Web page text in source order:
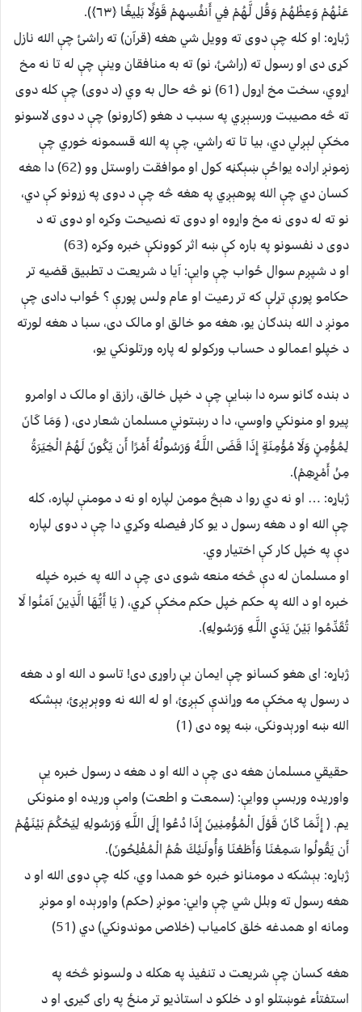
عَنْهُمْ وَعِظْهُمْ وَقُل لَّهُمْ فِي أَنفُسِهِمْ قَوْلًا بَلِيغًا ﴿٦٣﴾).
ژباړه: او كله چې دوى ته وویل شي هغه (قرآن) ته راشئ چې الله نازل
كړى دى او رسول ته (راشئ، نو) ته به منافقان وینې چې له تا نه مخ
اړوي، سخت مخ اړول (61) نو څه حال به وي (د دوى) چې كله دوى
ته څه مصیبت ورسېږي په سبب د هغو (كارونو) چې د دوى لاسونو
مخكې لېږلي دي، بیا تا ته راشي، چې په الله قسمونه خوري چې
زمونږ اراده يواځې ښېګڼه كول او موافقت راوستل وو (62) دا هغه
كسان دي چې الله پوهېږي په هغه څه چې د دوى په زړونو كې دي،
نو ته له دوى نه مخ واړوه او دوى ته نصیحت وكړه او دوى ته د
دوى د نفسونو په باره كې ښه اثر كوونكې خبره وكړه (63)
او د شپږم سوال ځواب چې وايې: آيا د شريعت د تطبيق قضيه تر
حکامو پورې تړلې که تر رعيت او عام ولس پورې ؟ ځواب دادی چې
مونږ د الله بندګان يو، هغه مو خالق او مالک دی، سبا د هغه لورته
د خپلو اعمالو د حساب ورکولو له پاره ورتلونکي يو،
د بنده ګانو سره دا ښايې چې د خپل خالق، رازق او مالک د اوامرو
پیرو او منونکي واوسي، دا د رښتوني مسلمان شعار دی، ( وَمَا كَانَ
لِمُؤْمِنٍ وَلَا مُؤْمِنَةٍ إِذَا قَضَى اللَّـهُ وَرَسُولُهُ أَمْرًا أَن يَكُونَ لَهُمُ الْخِيَرَةُ
مِنْ أَمْرِهِمْ).
ژباړه: … او نه دي روا د هېڅ مومن لپاره او نه د مومنې لپاره، كله
چې الله او د هغه رسول د یو كار فیصله وكړي دا چې د دوى لپاره
دې په خپل كار كې اختیار وي.
او مسلمان له دې څخه منعه شوی دی چې د الله په خبره خپله
خبره او د الله په حکم خپل حکم مخکې کړي، ( يَا أَيُّهَا الَّذِينَ آمَنُوا لَا
تُقَدِّمُوا بَيْنَ يَدَيِ اللَّـهِ وَرَسُولِهِ).
ژباړه: اى هغو كسانو چې ایمان يې راوړى دى! تاسو د الله او د هغه
د رسول په مخكې مه وړاندې كېږئ، او له الله نه ووېرېږئ، بېشكه
الله ښه اورېدونكى، ښه پوه دى (1)
حقيقي مسلمان هغه دی چې د الله او د هغه د رسول خبره يې
واوريده وربسې ووايې:‎ (سمعت و اطعت) وامې وريده او منونکی
يم. ( إِنَّمَا كَانَ قَوْلَ الْمُؤْمِنِينَ إِذَا دُعُوا إِلَى اللَّـهِ وَرَسُولِهِ لِيَحْكُمَ بَيْنَهُمْ
أَن يَقُولُوا سَمِعْنَا وَأَطَعْنَا وَأُولَـٰئِكَ هُمُ الْمُفْلِحُونَ)‎.
ژباړه: بېشكه د مومنانو خبره خو همدا وي، كله چې دوى الله او د
هغه رسول ته وبلل شي چې وايي: مونږ (حكم) واورېده او مونږ
ومانه او همدغه خلق كامیاب (خلاصى موندونكي) دي (51)
هغه کسان چې شريعت د تنفيذ په هکله د ولسونو څخه په
استفتأء غوښتلو او د خلکو د استاذيو تر منځ په رای ګیرۍ او د